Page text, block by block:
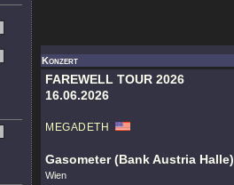
Konzert
FAREWELL TOUR 2026
16.06.2026
MEGADETH
Gasometer (Bank Austria Halle)
Wien